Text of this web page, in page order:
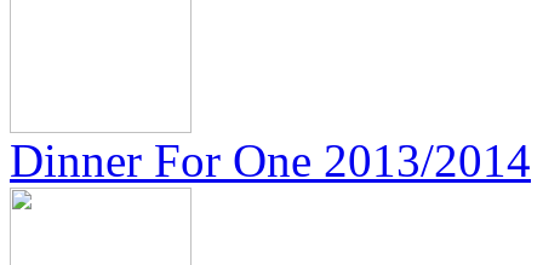
Dinner For One 2013/2014